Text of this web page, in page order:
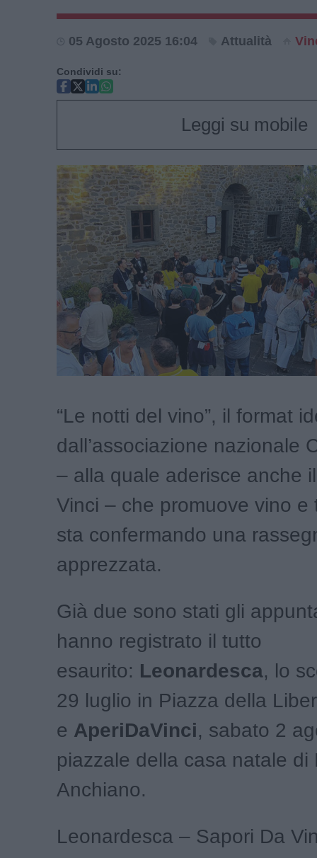
05 Agosto 2025 16:04 Attualità
Condividi su:
Leggi su mobile
“Le notti del vino”, il format
dall’associazione nazionale
– alla quale aderisce anche
Vinci – che promuove vino e
sta confermando una
apprezzata.
Già due sono stati gli
hanno registrato il tutto
esaurito: Leonardesca, lo
29 luglio in Piazza della
e AperiDaVinci, sabato 2
piazzale della casa natale di
Anchiano.
Leonardesca – Sapori Da